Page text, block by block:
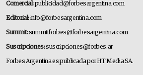
Comercial:publicidad@forbesargentina.com
Editorial:info@forbesargentina.com
Summit:summitforbes@forbesargentina.com
Suscripciones:suscripciones@forbes.ar
Forbes Argentina es publicada por HT Media SA.